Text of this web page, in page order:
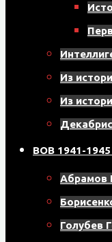
Из
Из
ВОВ 1941-1945
Абрамов
Голубев